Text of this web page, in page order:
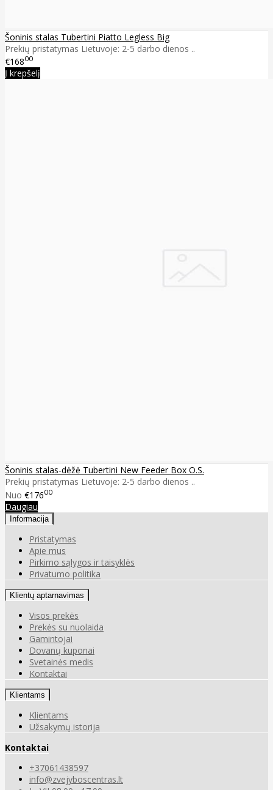
Šoninis stalas Tubertini Piatto Legless Big
Prekių pristatymas Lietuvoje: 2-5 darbo dienos ..
€16800
Į krepšelį
Šoninis stalas-dėžė Tubertini New Feeder Box O.S.
Prekių pristatymas Lietuvoje: 2-5 darbo dienos ..
Nuo €17600
Daugiau
Informacija
Pristatymas
Apie mus
Pirkimo sąlygos ir taisyklės
Privatumo politika
Klientų aptarnavimas
Visos prekės
Prekės su nuolaida
Gamintojai
Dovanų kuponai
Svetainės medis
Kontaktai
Klientams
Klientams
Užsakymų istorija
Kontaktai
+37061438597
info@zvejyboscentras.lt